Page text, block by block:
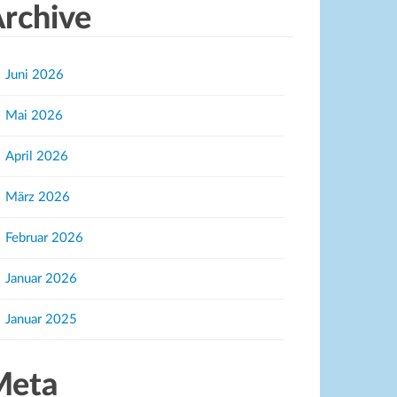
Juni 2026
Mai 2026
April 2026
März 2026
Februar 2026
Januar 2026
Januar 2025